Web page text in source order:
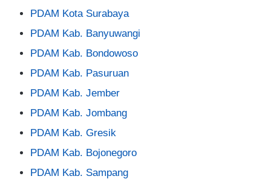
PDAM Kota Surabaya
PDAM Kab. Banyuwangi
PDAM Kab. Bondowoso
PDAM Kab. Pasuruan
PDAM Kab. Jember
PDAM Kab. Jombang
PDAM Kab. Gresik
PDAM Kab. Bojonegoro
PDAM Kab. Sampang